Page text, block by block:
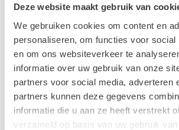
Deze website maakt gebruik van
We gebruiken cookies om content en
personaliseren, om functies voor social
en om ons websiteverkeer te
informatie over uw gebruik van onze
partners voor social media, adverteren
partners kunnen deze gegevens
informatie die u aan ze heeft verstrekt
verzameld op basis van uw gebruik van
Zijden bloemen